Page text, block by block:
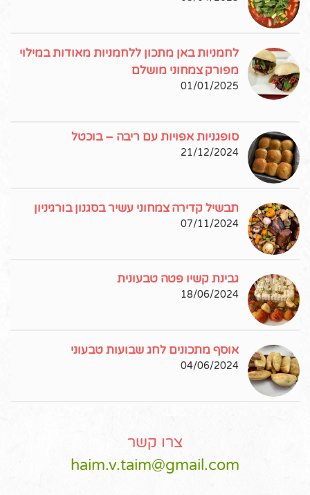
לחמניות באן מתכון ללחמניות מאודות במילוי
מפורק צמחוני מושלם
01/01/2025
סופגניות אפויות עם ריבה – בוכטל
21/12/2024
תבשיל קדירה צמחוני עשיר בסגנון בורגיניון
07/11/2024
גבינת קשיו פטה טבעונית
18/06/2024
אוסף מתכונים לחג שבועות טבעוני
04/06/2024
צרו קשר
haim.v.taim@gmail.com